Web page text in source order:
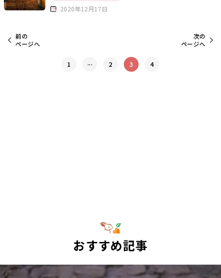
2020年12月17日
1
前の
ページへ
... 2 3 4
次の
ページへ
おすすめ記事